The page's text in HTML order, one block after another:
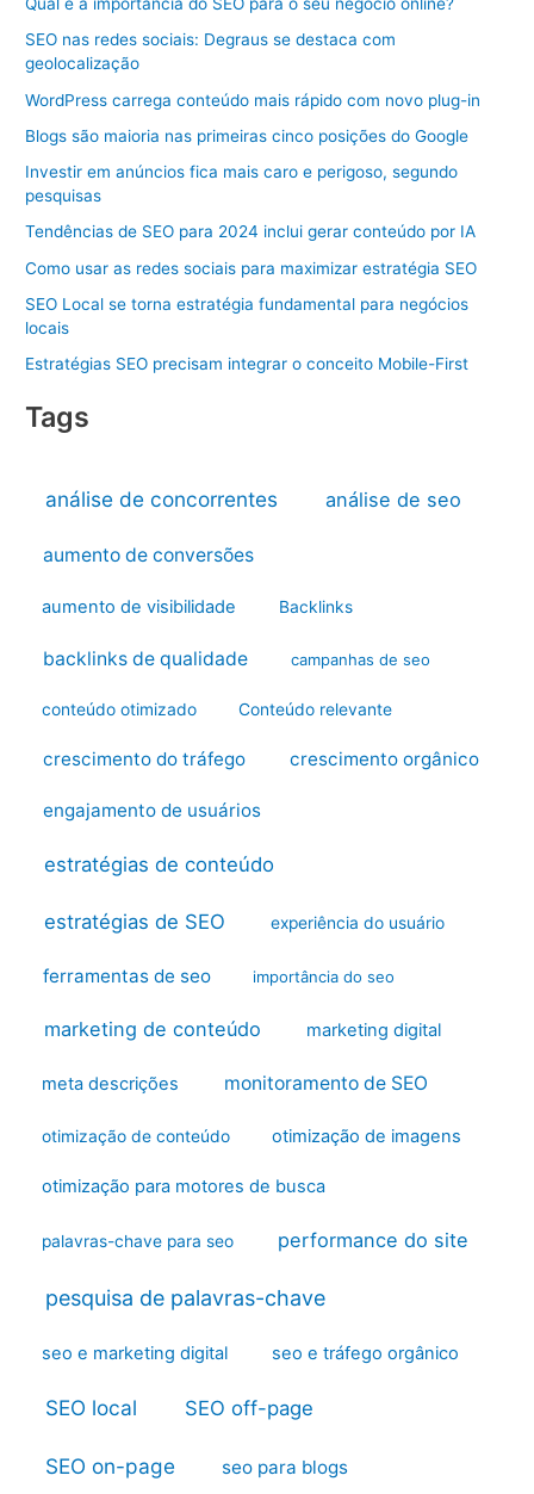
SEO nas redes sociais: Degraus se destaca com
geolocalização
WordPress carrega conteúdo mais rápido com novo plug-in
Blogs são maioria nas primeiras cinco posições do Google
Investir em anúncios fica mais caro e perigoso, segundo
pesquisas
Tendências de SEO para 2024 inclui gerar conteúdo por IA
Como usar as redes sociais para maximizar estratégia SEO
SEO Local se torna estratégia fundamental para negócios
locais
Estratégias SEO precisam integrar o conceito Mobile-First
Tags
análise de concorrentes análise de seo
aumento de conversões
aumento de visibilidade Backlinks
backlinks de qualidade campanhas de seo
conteúdo otimizado Conteúdo relevante
crescimento do tráfego crescimento orgânico
engajamento de usuários
estratégias de conteúdo
estratégias de SEO experiência do usuário
ferramentas de seo importância do seo
marketing de conteúdo marketing digital
meta descrições monitoramento de SEO
otimização de conteúdo otimização de imagens
otimização para motores de busca
palavras-chave para seo performance do site
pesquisa de palavras-chave
seo e marketing digital seo e tráfego orgânico
SEO local SEO off-page
SEO on-page seo para blogs